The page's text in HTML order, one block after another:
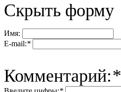
Скрыть форму
Имя:
E-mail:*
Комментарий:*